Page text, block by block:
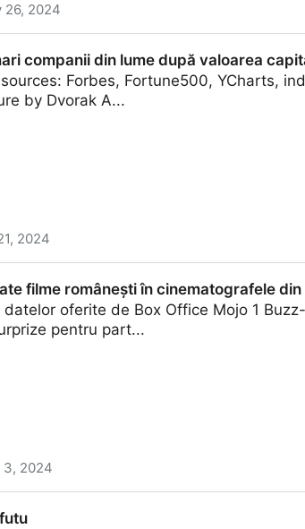
26, 2024
companii din lume după valoarea
Forbes, Fortune500, YCharts,
by Dvorak A...
2024
filme românești în cinematografele din
oferite de Box Office Mojo 1
pentru part...
3, 2024